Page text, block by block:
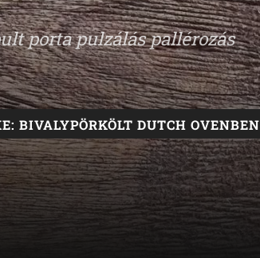
porta pulzálás pallérozás
BIVALYPÖRKÖLT DUTCH OVENBEN